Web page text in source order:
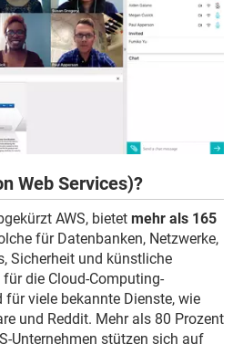
Web Services)?
AWS, bietet mehr als 165
für Datenbanken, Netzwerke,
Sicherheit und künstliche
für die Cloud-Computing-
viele bekannte Dienste, wie
und Reddit. Mehr als 80 Prozent
Unternehmen stützen sich auf